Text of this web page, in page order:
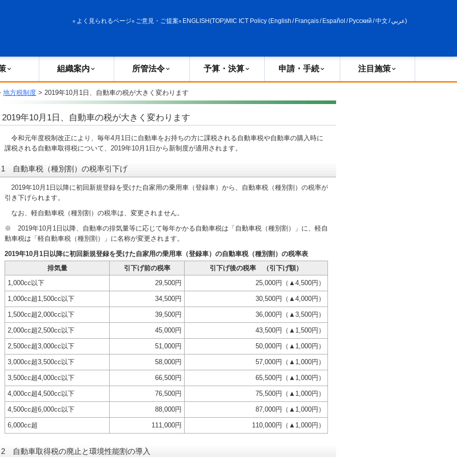
よく見られるページ ご意見・ご提案 ENGLISH(TOP)MIC ICT Policy (English / Français/ Español / Русский /中文 /عربي)
組織案内 所管法令 予算・決算 申請・手続 注目施策
地方税制度 > 2019年10月1日、自動車の税が大きく変わります
2019年10月1日、自動車の税が大きく変わります
令和元年度税制改正により、毎年4月1日に自動車をお持ちの方に課税される自動車税や自動車の購入時に
課税される自動車取得税について、2019年10月1日から新制度が適用されます。
1 自動車税（種別割）の税率引下げ
2019年10月1日以降に初回新規登録を受けた自家用の乗用車（登録車）から、自動車税（種別割）の税率が
引き下げられます。
なお、軽自動車税（種別割）の税率は、変更されません。
※ 2019年10月1日以降、自動車の排気量等に応じて毎年かかる自動車税は「自動車税（種別割）」に、軽自
動車税は「軽自動車税（種別割）」に名称が変更されます。
2019年10月1日以降に初回新規登録を受けた自家用の乗用車（登録車）の自動車税（種別割）の税率表
排気量
引下げ前の税率
引下げ後の税率 （引下げ額）
1,000cc以下
29,500円 25,000円（▲4,500円）
1,000cc超1,500cc以下 34,500円 30,500円（▲4,000円）
1,500cc超2,000cc以下 39,500円 36,000円（▲3,500円）
2,000cc超2,500cc以下 45,000円 43,500円（▲1,500円）
2,500cc超3,000cc以下 51,000円 50,000円（▲1,000円）
3,000cc超3,500cc以下 58,000円 57,000円（▲1,000円）
3,500cc超4,000cc以下 66,500円 65,500円（▲1,000円）
4,000cc超4,500cc以下 76,500円 75,500円（▲1,000円）
4,500cc超6,000cc以下 88,000円 87,000円（▲1,000円）
6,000cc超 111,000円 110,000円（▲1,000円）
2 自動車取得税の廃止と環境性能割の導入